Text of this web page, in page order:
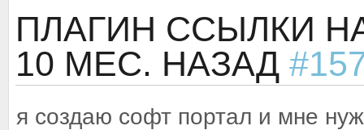
ПЛАГИН ССЫЛКИ
10 МЕС. НАЗАД
я создаю софт портал и мне